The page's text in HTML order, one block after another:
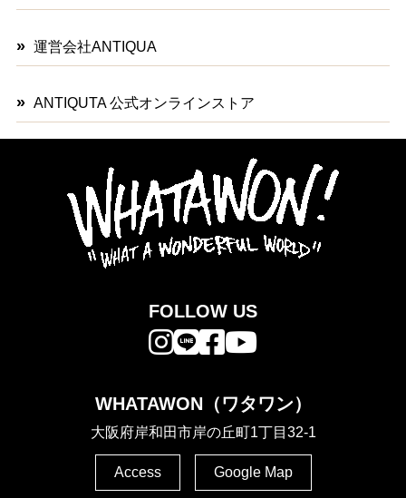
運営会社ANTIQUA
ANTIQUTA 公式オンラインストア
FOLLOW US
WHATAWON（ワタワン）
大阪府岸和田市岸の丘町1丁目32-1
Access Google Map